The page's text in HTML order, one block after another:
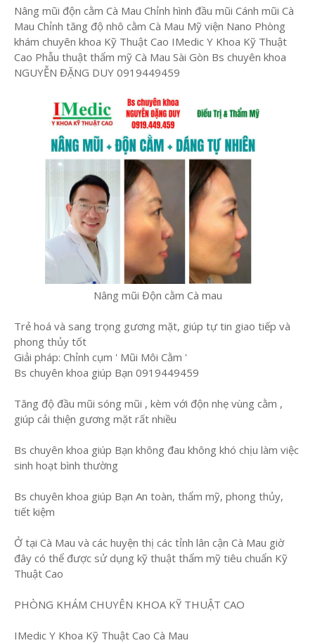
Nâng mũi độn cằm Cà Mau Chỉnh hình đầu mũi Cánh mũi Cà
Mau Chỉnh tăng độ nhô cằm Cà Mau Mỹ viện Nano Phòng
khám chuyên khoa Kỹ Thuật Cao IMedic Y Khoa Kỹ Thuật
Cao Phẫu thuật thẩm mỹ Cà Mau Sài Gòn Bs chuyên khoa
NGUYỄN ĐẶNG DUY 0919449459
Nâng mũi Độn cằm Cà mau
Trẻ hoá và sang trọng gương mặt, giúp tự tin giao tiếp và
phong thủy tốt
Giải pháp: Chỉnh cụm ' Mũi Môi Cằm '
Bs chuyên khoa giúp Bạn 0919449459
Tăng độ đầu mũi sóng mũi , kèm với độn nhẹ vùng cằm ,
giúp cải thiện gương mặt rất nhiều
Bs chuyên khoa giúp Bạn không đau không khó chịu làm việc
sinh hoạt bình thường
Bs chuyên khoa giúp Bạn An toàn, thẩm mỹ, phong thủy,
tiết kiệm
Ở tại Cà Mau và các huyện thị các tỉnh lân cận Cà Mau giờ
đây có thể được sử dụng kỹ thuật thẩm mỹ tiêu chuẩn Kỹ
Thuật Cao
PHÒNG KHÁM CHUYÊN KHOA KỸ THUẬT CAO
IMedic Y Khoa Kỹ Thuật Cao Cà Mau